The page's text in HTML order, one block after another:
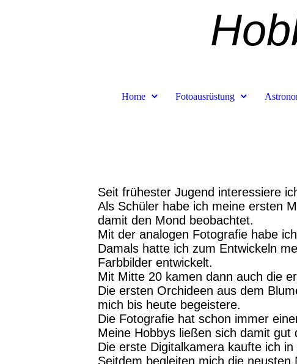
Home Fotoausrüstung
Seit frühester Jugend interessiere
Als Schüler habe ich meine ersten
damit den Mond beobachtet.
Mit der analogen Fotografie habe
Damals hatte ich zum Entwickeln
Farbbilder entwickelt.
Mit Mitte 20 kamen dann auch die
Die ersten Orchideen aus dem
mich bis heute begeistere.
Die Fotografie hat schon immer
Meine Hobbys ließen sich damit
Die erste Digitalkamera kaufte ich
Seitdem begleiten mich die